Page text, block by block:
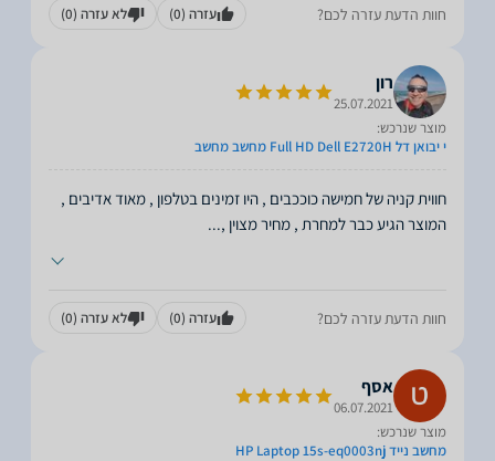
חוות הדעת עזרה לכם? עזרה (0) לא עזרה (0)
רון
25.07.2021
מוצר שנרכש:
י יבואן דל Full HD Dell E2720H מחשב מחשב
חווית קניה של חמישה כוככבים , היו זמינים בטלפון , מאוד אדיבים ,
המוצר הגיע כבר למחרת , מחיר מצוין ,...
חוות הדעת עזרה לכם? עזרה (0) לא עזרה (0)
אסף
06.07.2021
מוצר שנרכש:
מחשב נייד HP Laptop 15s-eq0003nj